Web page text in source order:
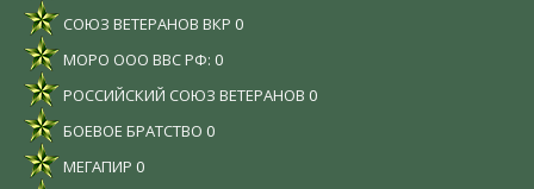
СОЮЗ ВЕТЕРАНОВ ВКР 0
МОРО ООО ВВС РФ: 0
РОССИЙСКИЙ СОЮЗ ВЕТЕРАНОВ 0
БОЕВОЕ БРАТСТВО 0
МЕГАПИР 0